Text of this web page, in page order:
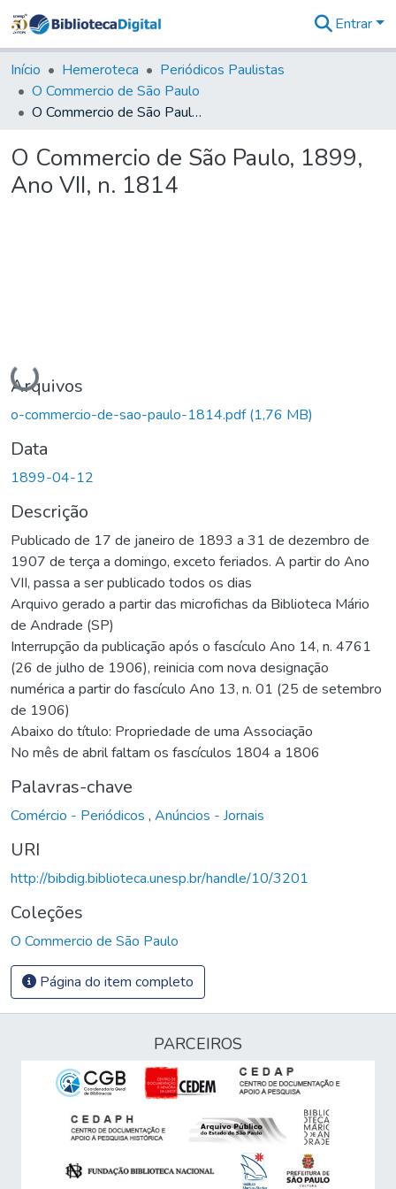
&
Coleções
Tudo na
Biblioteca
Estatísticas
Entrar
Início Hemeroteca
Periódicos Paulistas
O Commercio de São Paulo
O Commercio de São Paulo, 1899, Ano VII, n. 1814
O Commercio de São Paulo, 1899,
Ano VII, n. 1814
Carregando...
Arquivos
o-commercio-de-sao-paulo-1814.pdf(1,76 MB)
Data
1899-04-12
Descrição
Publicado de 17 de janeiro de 1893 a 31 de dezembro de
1907 de terça a domingo, exceto feriados. A partir do Ano
VII, passa a ser publicado todos os dias
Arquivo gerado a partir das microfichas da Biblioteca Mário
de Andrade (SP)
Interrupção da publicação após o fascículo Ano 14, n. 4761
(26 de julho de 1906), reinicia com nova designação
numérica a partir do fascículo Ano 13, n. 01 (25 de setembro
de 1906)
Abaixo do título: Propriedade de uma Associação
No mês de abril faltam os fascículos 1804 a 1806
Palavras-chave
Comércio - Periódicos , Anúncios - Jornais
URI
http://bibdig.biblioteca.unesp.br/handle/10/3201
Coleções
O Commercio de São Paulo
Página do item completo
PARCEIROS